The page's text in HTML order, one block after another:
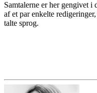
Samtalerne er her gengivet i
af et par enkelte
talte sprog.